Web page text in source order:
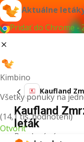
Aktuálne
Pridať do Chrome -
Kimbino
Všetky ponuky na
(14,1 tis. hodnotení)
Otvoriť
Kaufland
Kaufland
leták
Pre daný výraz